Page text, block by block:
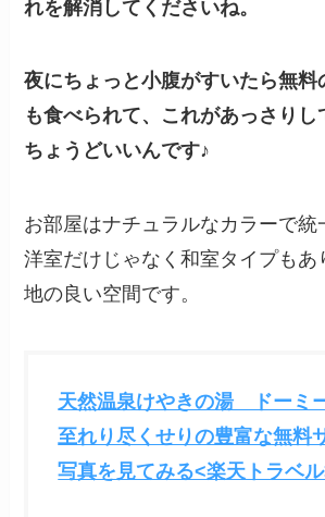
れを解消してくださいね。
夜にちょっと小腹がすいたら無料
も食べられて、これがあっさり
ちょうどいいんです♪
お部屋はナチュラルなカラーで統
洋室だけじゃなく和室タイプもあ
地の良い空間です。
天然温泉けやきの湯 ドーミ
至れり尽くせりの豊富な無料
写真を見てみる<楽天トラベ